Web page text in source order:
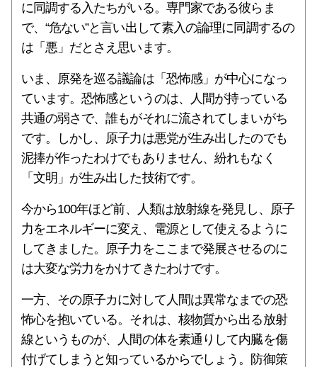
に同調する入たちがいる。専門家である彼らま
で、“危ない”と言い出して素入の論理に同調するの
は「悪」だとさえ思います。
いま、原発を巡る議論は「恐怖感」が中心になっ
ています。恐怖感というのは、人間が持っている
共通の弱さで、誰もがそれに流されてしまいがち
です。しかし、原子力は悪党が生み出したのでも
泥捧が作ったわけでもありません、紛れもなく
「文明」が生み出した技術です。
今から100年ほど前、人類は放射線を発見し、原子
力をエネルギーに変え、電源として使えるように
してきました。原子力をここまで発展させるのに
は大変な労力をかけてきたわけです。
一方、その原子カに対して人間は異常なまでの恐
怖心を抱いている。それは、核物質から出る放射
線というものが、人間の体を素通りして内臓を傷
付げてしまうと知っているからでしょう。防御策